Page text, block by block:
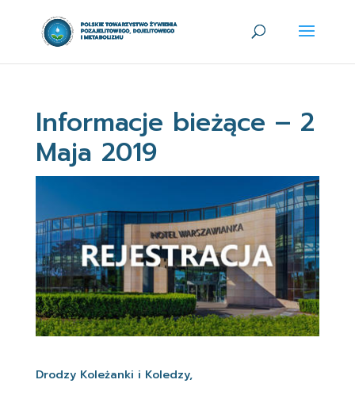
Informacje bieżące – 2
Maja 2019
Drodzy Koleżanki i Koledzy,